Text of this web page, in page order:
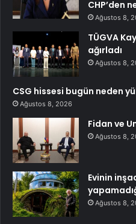
CHP’den
Ağustos 8,
TÜGVA
ağırladı
Ağustos 8,
CSG hissesi bugün neden
Ağustos 8, 2026
Fidan ve
Ağustos 8,
Evinin
Ağustos 8,